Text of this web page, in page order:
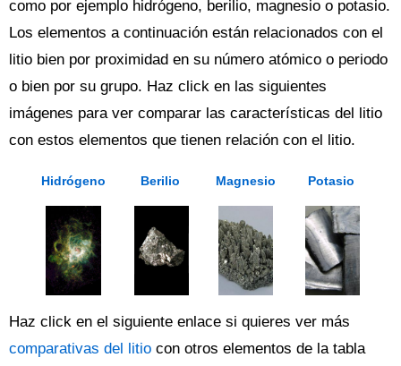
como por ejemplo hidrógeno, berilio, magnesio o potasio.
Los elementos a continuación están relacionados con el
litio bien por proximidad en su número atómico o periodo
o bien por su grupo. Haz click en las siguientes
imágenes para ver comparar las características del litio
con estos elementos que tienen relación con el litio.
Hidrógeno Berilio Magnesio Potasio
Haz click en el siguiente enlace si quieres ver más
comparativas del litio con otros elementos de la tabla